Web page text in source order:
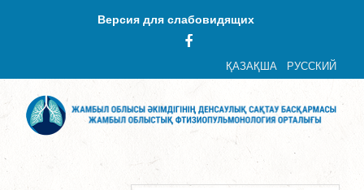
Версия для слабовидящих
ҚАЗАҚША РУССКИЙ